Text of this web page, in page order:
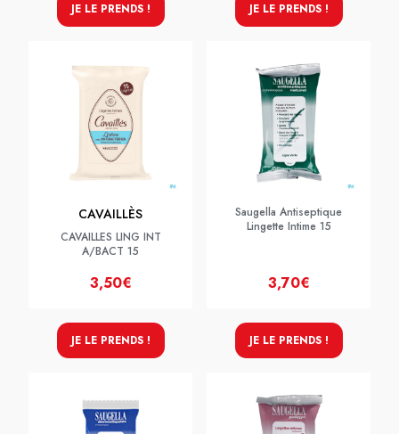
JE LE PRENDS ! JE LE PRENDS !
CAVAILLÈS
CAVAILLES LING INT
A/BACT 15
3,50€
JE LE PRENDS !
Saugella Antiseptique
Lingette Intime 15
3,70€
JE LE PRENDS !